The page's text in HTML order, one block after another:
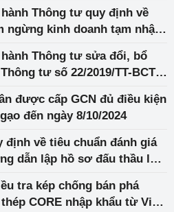
Thông tư quy định về
ngừng kinh doanh tạm nhập,
Thông tư sửa đổi, bổ
tư số 22/2019/TT-BCT
gỗ dán vào Việt Nam để
được cấp GCN đủ điều kiện
đến ngày 8/10/2024
định về tiêu chuẩn đánh giá
dẫn lập hồ sơ đấu thầu lựa
tra kép chống bán phá
CORE nhập khẩu từ Việt